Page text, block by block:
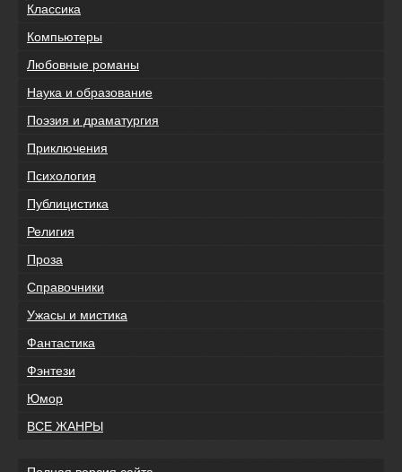
Классика
Компьютеры
Любовные романы
Наука и образование
Поэзия и драматургия
Приключения
Психология
Публицистика
Религия
Проза
Справочники
Ужасы и мистика
Фантастика
Фэнтези
Юмор
ВСЕ ЖАНРЫ